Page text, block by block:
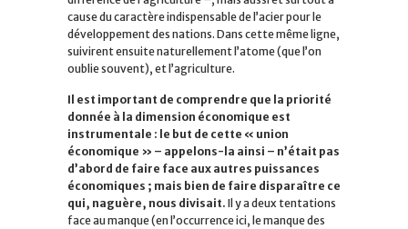
cause du caractère indispensable de l’acier pour le
développement des nations. Dans cette même ligne,
suivirent ensuite naturellement l’atome (que l’on
oublie souvent), et l’agriculture.
Il est important de comprendre que la priorité
donnée à la dimension économique est
instrumentale : le but de cette « union
économique » – appelons-la ainsi – n’était pas
d’abord de faire face aux autres puissances
économiques ; mais bien de faire disparaître ce
qui, naguère, nous divisait. Il y a deux tentations
face au manque (en l’occurrence ici, le manque des